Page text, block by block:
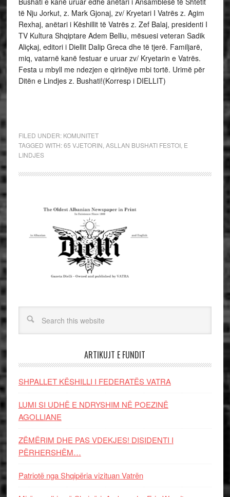
të Nju Jorkut, z. Mark Gjonaj, zv/ Kryetari I Vatrës z. Agim
Rexhaj, anëtari i Këshillit të Vatrës z. Zef Balaj, presidenti I
TV Kultura Shqiptare Adem Belliu, mësuesi veteran Sadik
Aliçkaj, editori i Diellit Dalip Greca dhe të tjerë. Familjarë,
miq, vatarnë kanë festuar e uruar zv/ Kryetarin e Vatrës.
Festa u mbyll me ndezjen e qirinëjve mbi tortë. Urimë për
Ditën e Lindjes z. Bushati!(Korresp i DIELLIT)
FILED UNDER: KOMUNITET
TAGGED WITH:65 VJETORIN ASLLAN BUSHATI FESTOI, E
LINDJES
ARTIKUJT E FUNDIT
SHPALLET KËSHILLI I FEDERATËS VATRA
LUMI SI UDHË E NDRYSHIM NË POEZINË
AGOLLIANE
ZËMËRIM DHE PAS VDEKJES! DISIDENTI I
PËRHERSHËM…
Patriotë nga Shqipëria vizituan Vatrën